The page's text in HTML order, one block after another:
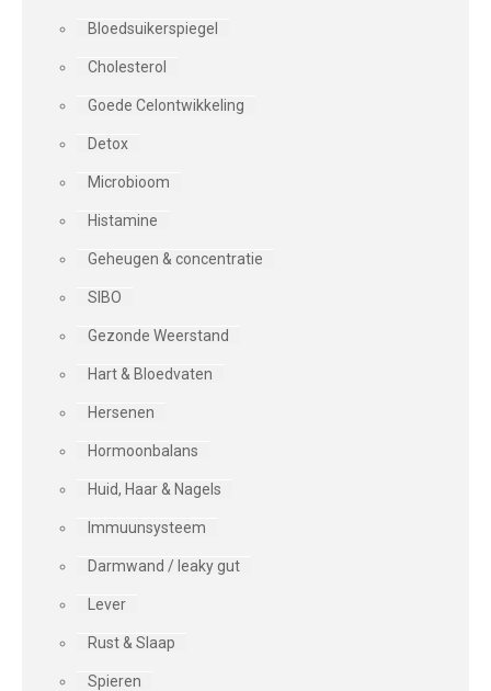
Bloedsuikerspiegel
Cholesterol
Goede Celontwikkeling
Detox
Microbioom
Histamine
Geheugen & concentratie
SIBO
Gezonde Weerstand
Hart & Bloedvaten
Hersenen
Hormoonbalans
Huid, Haar & Nagels
Immuunsysteem
Darmwand / leaky gut
Lever
Rust & Slaap
Spieren